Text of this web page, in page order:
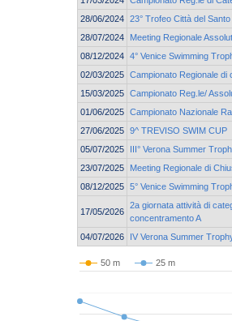
28/06/2024 23° Trofeo Città del Santo
28/07/2024
Meeting Regionale
08/12/2024 4° Venice Swimming
02/03/2025 Campionato Regionale di
15/03/2025 Campionato Reg.le/
01/06/2025 Campionato Nazionale
27/06/2025 9^ TREVISO SWIM CUP
05/07/2025
III° Verona Summer
23/07/2025
Meeting Regionale di
08/12/2025 5° Venice Swimming
17/05/2026
2a giornata attività di
concentramento A
04/07/2026
IV Verona Summer
50 m 25 m